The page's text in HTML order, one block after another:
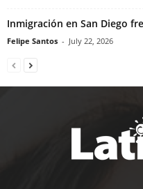
Inmigración en San Diego
Felipe Santos - July 22, 2026